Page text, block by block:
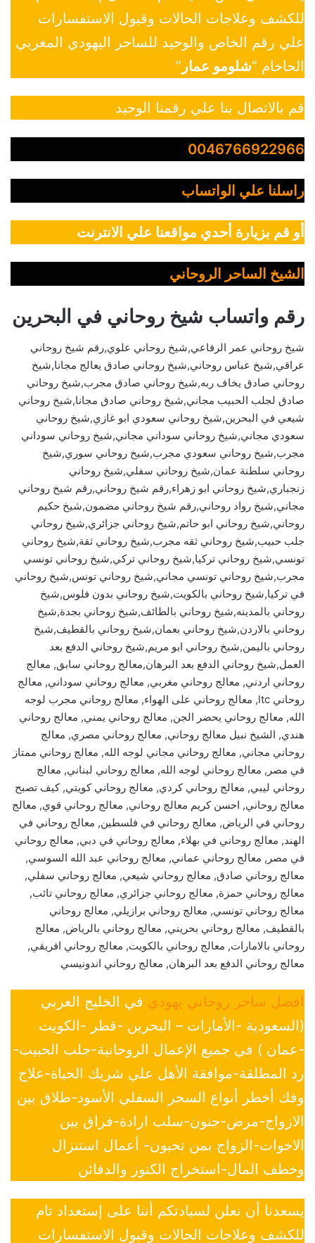
للكشف وعلاجات الحالات وقبول الاستفسارات
علي رقم الخاص والوحيد للساحر اليهودي المغربي
الحاخام “شلومو عمار ”
قم بالاتصال بنا علي رقمنا الوحيد
0046766922966
راسلنا علي الواتساب
أو قم بزيارة أحدي مواقعنا علي الانترنت
الشيخ الساحر الروحاني
رقم واتساب شيخ روحاني في البحرين
شيخ روحاني عمر الرفاعي,شيخ روحاني علوي,رقم شيخ روحاني
عراقي,شيخ عباس روحاني,شيخ روحاني صادق يعالج مجانا,شيخ
روحاني صادق يخاف ربه,شيخ روحاني صادق مجرب,شيخ روحاني
صادق لجلب الحبيب مجاني,شيخ روحاني صادق مجانا,شيخ روحاني
شيعي في البحرين,شيخ روحاني سعودي ابو غازي,شيخ روحاني
سعودي مجاني,شيخ روحاني سوداني مجاني,شيخ روحاني سوداني
مجرب,شيخ روحاني سعودي مجرب,شيخ روحاني سوري,شيخ
روحاني سلطنة عمان,شيخ روحاني سفلي,شيخ روحاني
زنجباري,شيخ روحاني ابو زهراء,رقم شيخ روحاني,رقم شيخ روحاني
مجاني,شيخ رواد روحاني,رقم شيخ روحاني مضمون,شيخ حكيم
روحاني,شيخ روحاني ابو حاتم,شيخ روحاني جزائري,شيخ روحاني
جلب حبيب,شيخ روحاني ثقه مجرب,شيخ روحاني ثقة,شيخ روحاني
تونسي,شيخ روحاني تركيا,شيخ روحاني تركي,شيخ روحاني تونسي
مجرب,شيخ روحاني تونسي مجاني,شيخ روحاني تونس,شيخ روحاني
في تركيا,شيخ روحاني بالكويت,شيخ روحاني بدون فلوس,شيخ
روحاني بالمدينه,شيخ روحاني بالطائف,شيخ روحاني بجدة,شيخ
روحاني بالاردن,شيخ روحاني بعمان,شيخ روحاني بالقطيف,شيخ
روحاني باليمن,شيخ روحاني ابو مريم,شيخ روحاني الدفع بعد
العمل,شيخ روحاني الدفع بعد البرهان,معالج روحاني سابق, معالج
روحاني اردني, معالج روحاني مغربي, معالج روحاني سوداني, معالج
روحاني ltc, معالج روحاني على الهواء, معالج روحاني مجرب لوجه
الله, معالج روحاني يحضر الجن, معالج روحاني يمني, معالج روحاني
هندي, الشيخ نبيل معالج روحاني, معالج روحاني مصري, معالج
روحاني مجاني, معالج روحاني مجاني لوجه الله, معالج روحاني ممتاز
في مصر, معالج روحاني لوجه الله, معالج روحاني لبناني, معالج
روحاني ليبي, معالج روحاني كردي, معالج روحاني كويتي, كيف تصبح
معالج روحاني, احسن كريم معالج روحاني, معالج روحاني قوي, معالج
روحاني في الرياض, معالج روحاني في فلسطين, معالج روحاني في
الهند, معالج روحاني في بهلاء, معالج روحاني في دبي, معالج روحاني
في مصر, معالج روحاني عماني, معالج روحاني عبد الله السوسي,
معالج روحاني صادق, معالج روحاني شيعي, معالج روحاني سفلي,
معالج روحاني حمزة, معالج روحاني جزائري, معالج روحاني تائب,
معالج روحاني تونسي, معالج روحاني برازيلي, معالج روحاني
بالقطيف, معالج روحاني بحريني, معالج روحاني بالرياض, معالج
روحاني بالامارات, معالج روحاني بالكويت, معالج روحاني افريقي,
معالج روحاني الدفع بعد البرهان, معالج روحاني اندونيسي
افضل ساحر روحاني يهودي في الخليج العربي
(السعودية -الأمارات – البحرين -قطر -الكويت
-عمان ) في جميع الإعمال الروحانية-جلب الحبيب-
رد المطلقة-موافقة الأهل علي شريك الحياة-علاج
وفك أخطر أنواع السحر السفلي الأسود-طلاق بين
الازواج-مرض-جنون-سلب ارادة-فراق بين
الاخوات-الزواج بمن تحبون- أعمال استنزال
وخطف المال-استخراج الكنوز والدفائن
يسعدنا أن نعلن لسيادتكم أننا على إستعداد تام
للكشف وعلاجات الحالات وقبول الاستفسارات